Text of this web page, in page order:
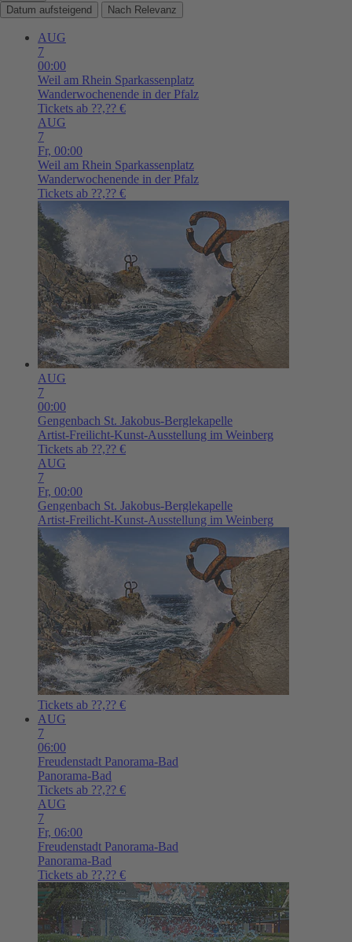
Datum aufsteigend
Nach Relevanz
AUG
7
00:00
Weil am Rhein Sparkassenplatz
Wanderwochenende in der Pfalz
Tickets ab ??,?? €
AUG
7
Fr, 00:00
Weil am Rhein Sparkassenplatz
Wanderwochenende in der Pfalz
Tickets ab ??,?? €
AUG
7
00:00
Gengenbach St. Jakobus-Berglekapelle
Artist-Freilicht-Kunst-Ausstellung im Weinberg
Tickets ab ??,?? €
AUG
7
Fr, 00:00
Gengenbach St. Jakobus-Berglekapelle
Artist-Freilicht-Kunst-Ausstellung im Weinberg
Tickets ab ??,?? €
AUG
7
06:00
Freudenstadt Panorama-Bad
Panorama-Bad
Tickets ab ??,?? €
AUG
7
Fr, 06:00
Freudenstadt Panorama-Bad
Panorama-Bad
Tickets ab ??,?? €